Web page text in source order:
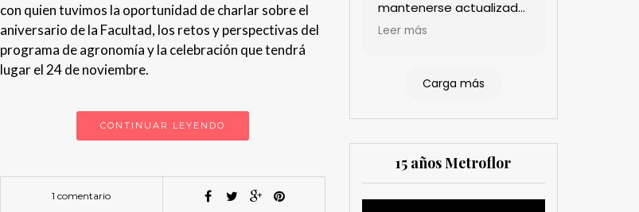
con quien tuvimos la oportunidad de charlar sobre el
aniversario de la Facultad, los retos y perspectivas del
programa de agronomía y la celebración que tendrá
lugar el 24 de noviembre.
CONTINUAR LEYENDO
1 comentario
mantenerse actualizado
en el sector floricultor.
estratégica, las
sector así como los
cubrimientos de los
eventos sociales de las
compañías. Es una
Leer más
Carga más
15 años Metroflor